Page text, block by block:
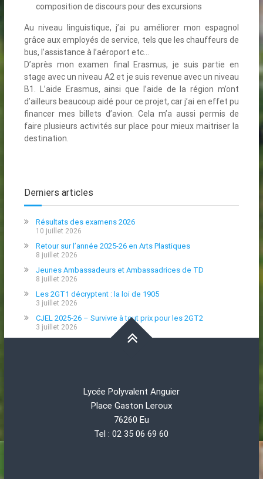
composition de discours pour des excursions
Au niveau linguistique, j’ai pu améliorer mon espagnol
grâce aux employés de service, tels que les chauffeurs de
bus, l’assistance à l’aéroport etc…
D’après mon examen final Erasmus, je suis partie en
stage avec un niveau A2 et je suis revenue avec un niveau
B1. L’aide Erasmus, ainsi que l’aide de la région m’ont
d’ailleurs beaucoup aidé pour ce projet, car j’ai en effet pu
financer mes billets d’avion. Cela m’a aussi permis de
faire plusieurs activités sur place pour mieux maitriser la
destination.
Derniers articles
Résultats des examens 2026
10 juillet 2026
Retour sur l’année 2025-26 en Arts Plastiques
8 juillet 2026
Jeunes Ambassadeurs et Ambassadrices de TD
8 juillet 2026
Les 2GT1 décryptent : la loi de 1905
3 juillet 2026
CJEL 2025-26 – Survivre à tout prix pour les 2GT2
3 juillet 2026
Lycée Polyvalent Anguier
Place Gaston Leroux
76260 Eu
Tel : 02 35 06 69 60